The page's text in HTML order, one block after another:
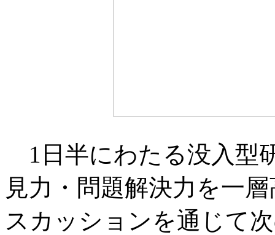
1日半にわたる没入型
見力・問題解決力を一
スカッションを通じて